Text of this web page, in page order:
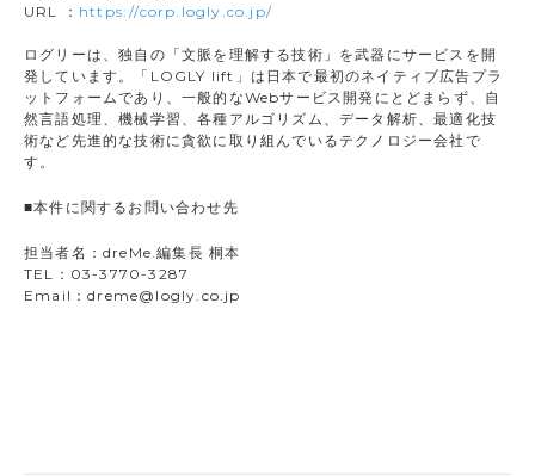
URL ： https://corp.logly.co.jp/
ログリーは、独自の「文脈を理解する技術」を武器にサービスを開
発しています。「LOGLY lift」は日本で最初のネイティブ広告プラ
ットフォームであり、一般的なWebサービス開発にとどまらず、自
然言語処理、機械学習、各種アルゴリズム、データ解析、最適化技
術など先進的な技術に貪欲に取り組んでいるテクノロジー会社で
す。
■本件に関するお問い合わせ先
担当者名：dreMe.編集長 桐本
TEL：03-3770-3287
Email：dreme@logly.co.jp